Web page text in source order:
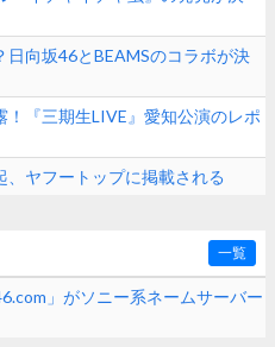
日向坂46とBEAMSのコラボが決
！『三期生LIVE』愛知公演のレポ
、ヤフートップに掲載される
一覧
」がソニー系ネームサーバー